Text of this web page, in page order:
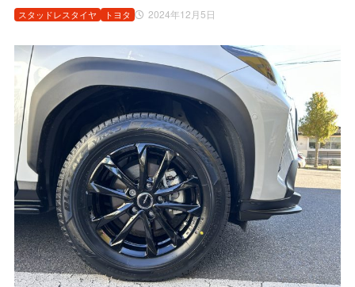
2024年12月5日
スタッドレスタイヤ トヨタ